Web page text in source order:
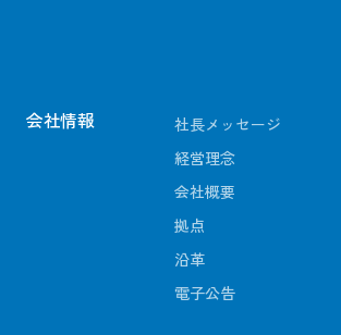
会社情報
社長メッセージ
経営理念
会社概要
拠点
沿革
電子公告